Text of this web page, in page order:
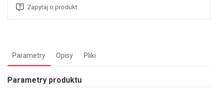
Zapytaj o produkt
Parametry Opisy Pliki
Parametry produktu